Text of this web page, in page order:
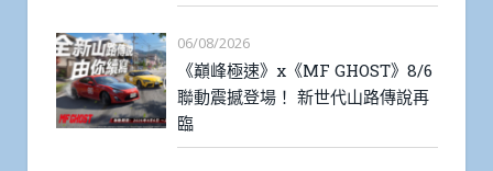
06/08/2026
《巔峰極速》x《MF GHOST》8/6
聯動震撼登場！ 新世代山路傳說再
臨